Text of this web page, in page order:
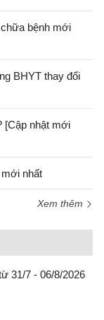
bệnh mới
BHYT thay đổi
[Cập nhật mới
nhất
Xem thêm
31/7 - 06/8/2026